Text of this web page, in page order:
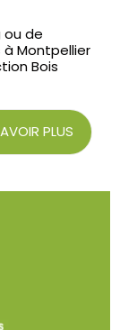
ou de
Montpellier
Bois
PLUS